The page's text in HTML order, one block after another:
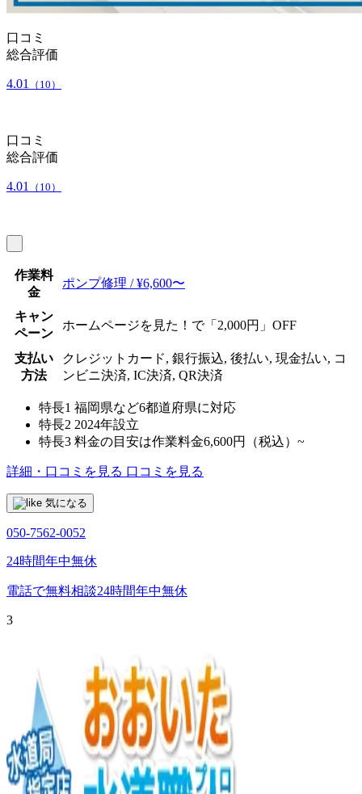
口コミ
総合評価
4.01 （10）
口コミ
総合評価
4.01 （10）
作業料
金
ポンプ修理 / ¥6,600〜
キャン
ペーン
ホームページを見た！で「2,000円」OFF
支払い
方法
クレジットカード, 銀行振込, 後払い, 現金払い, コ
ンビニ決済, IC決済, QR決済
特長1 福岡県など6都道府県に対応
特長2 2024年設立
特長3 料金の目安は作業料金6,600円（税込）~
詳細・口コミを見る 口コミを見る
気になる
050-7562-0052
24時間年中無休
電話で無料相談24時間年中無休
3